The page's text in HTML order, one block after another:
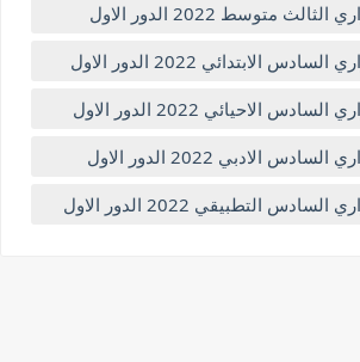
متوسط 2022 الدور الاول
الابتدائي 2022 الدور الاول
الاحيائي 2022 الدور الاول
الادبي 2022 الدور الاول
التطبيقي 2022 الدور الاول